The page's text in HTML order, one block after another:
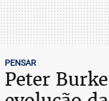
PENSAR
Peter